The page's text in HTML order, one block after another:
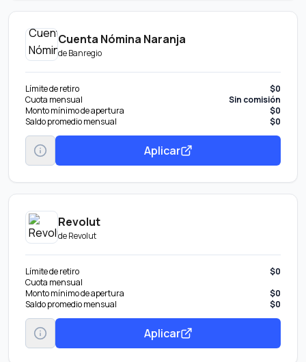
Cuenta Nómina Naranja
deBanregio
Límite de retiro
$0
Cuota mensual
Sin comisión
Monto mínimo de apertura
$0
Saldo promedio mensual
$0
Aplicar
Revolut
deRevolut
Límite de retiro
$0
Cuota mensual
Monto mínimo de apertura
$0
Saldo promedio mensual
$0
Aplicar